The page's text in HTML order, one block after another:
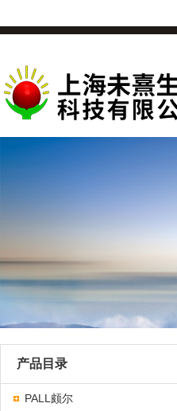
产品目录
PALL颇尔